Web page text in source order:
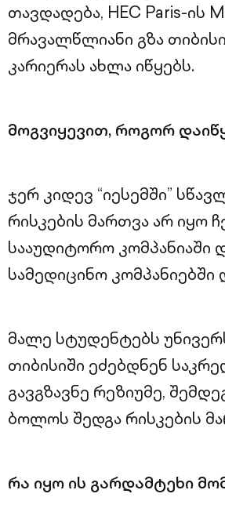
თავდადება, HEC Paris-ის
მრავალწლიანი გზა
კარიერას ახლა იწყებს.
მოგვიყევით, როგორ
ჯერ კიდევ “იესემში”
რისკების მართვა არ იყო
სააუდიტორო კომპანიაში
სამედიცინო კომპანიებში
მალე სტუდენტებს
თიბისიში ეძებდნენ
გავგზავნე რეზიუმე,
ბოლოს შედგა რისკების
რა იყო ის გარდამტეხი